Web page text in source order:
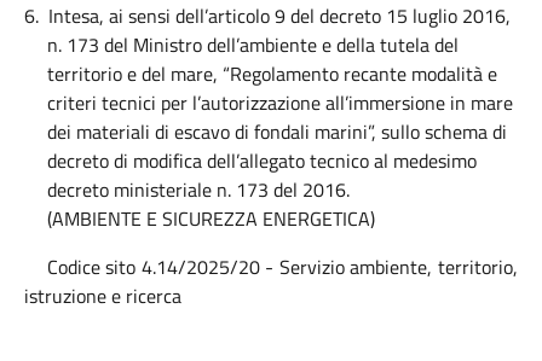
6. Intesa, ai sensi dell’articolo 9 del decreto 15 luglio 2016,
n. 173 del Ministro dell’ambiente e della tutela del
territorio e del mare, “Regolamento recante modalità e
criteri tecnici per l’autorizzazione all’immersione in mare
dei materiali di escavo di fondali marini”, sullo schema di
decreto di modifica dell’allegato tecnico al medesimo
decreto ministeriale n. 173 del 2016.
(AMBIENTE E SICUREZZA ENERGETICA)
Codice sito 4.14/2025/20 - Servizio ambiente, territorio,
istruzione e ricerca